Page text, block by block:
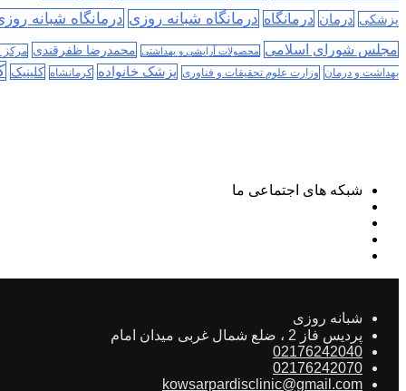
پزشکی درمان درمانگاه درمانگاه شبانه روزی درمانگاه شبانه
مجلس شورای اسلامی محصولات آرایشی و بهداشتی محمدرضا ظفرقندی
بهداشت و درمان وزارت علوم تحقیقات و فناوری پزشک خانواده کرمانشاه کلینیک
شبکه های اجتماعی ما
شبانه روزی
پردیس فاز 2 ، ضلع شمال غربی میدان امام
02176242040
02176242070
kowsarpardisclinic@gmail.com